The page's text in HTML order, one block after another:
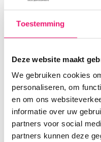
Toestemming
Deze website maakt
We gebruiken cookies
personaliseren, om
en om ons
informatie over uw
partners voor social
partners kunnen deze
EEN
INSTALLATIE
Het installeren van